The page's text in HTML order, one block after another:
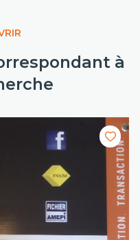
à